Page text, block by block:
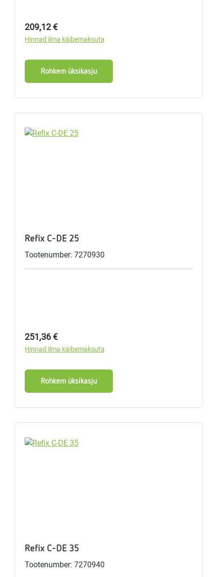
Tavahind:
209,12 €
Hinnad ilma käibemaksuta
Rohkem üksikasju
Refix C-DE 25
Tootenumber: 7270930
Tavahind:
251,36 €
Hinnad ilma käibemaksuta
Rohkem üksikasju
Refix C-DE 35
Tootenumber: 7270940